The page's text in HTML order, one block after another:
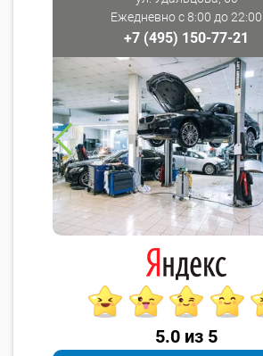
Ежедневно с 8:00 до 22:00
+7 (495) 150-77-21
5.0 из 5